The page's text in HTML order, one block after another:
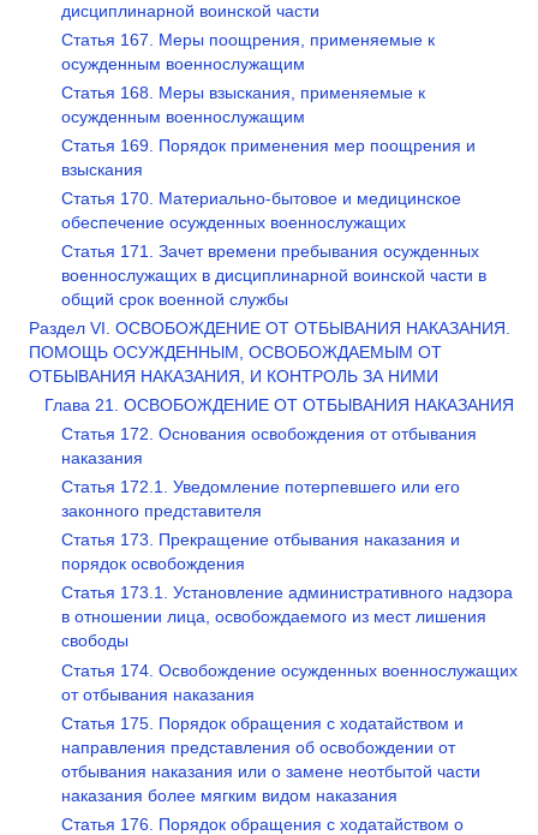
дисциплинарной воинской части
Статья 167. Меры поощрения, применяемые к
осужденным военнослужащим
Статья 168. Меры взыскания, применяемые к
осужденным военнослужащим
Статья 169. Порядок применения мер поощрения и
взыскания
Статья 170. Материально-бытовое и медицинское
обеспечение осужденных военнослужащих
Статья 171. Зачет времени пребывания осужденных
военнослужащих в дисциплинарной воинской части в
общий срок военной службы
Раздел VI. ОСВОБОЖДЕНИЕ ОТ ОТБЫВАНИЯ НАКАЗАНИЯ.
ПОМОЩЬ ОСУЖДЕННЫМ, ОСВОБОЖДАЕМЫМ ОТ
ОТБЫВАНИЯ НАКАЗАНИЯ, И КОНТРОЛЬ ЗА НИМИ
Глава 21. ОСВОБОЖДЕНИЕ ОТ ОТБЫВАНИЯ НАКАЗАНИЯ
Статья 172. Основания освобождения от отбывания
наказания
Статья 172.1. Уведомление потерпевшего или его
законного представителя
Статья 173. Прекращение отбывания наказания и
порядок освобождения
Статья 173.1. Установление административного надзора
в отношении лица, освобождаемого из мест лишения
свободы
Статья 174. Освобождение осужденных военнослужащих
от отбывания наказания
Статья 175. Порядок обращения с ходатайством и
направления представления об освобождении от
отбывания наказания или о замене неотбытой части
наказания более мягким видом наказания
Статья 176. Порядок обращения с ходатайством о